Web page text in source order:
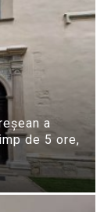
a
de 5 ore,